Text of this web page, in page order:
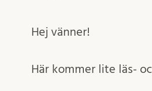
Hej vänner!
Här kommer lite läs-